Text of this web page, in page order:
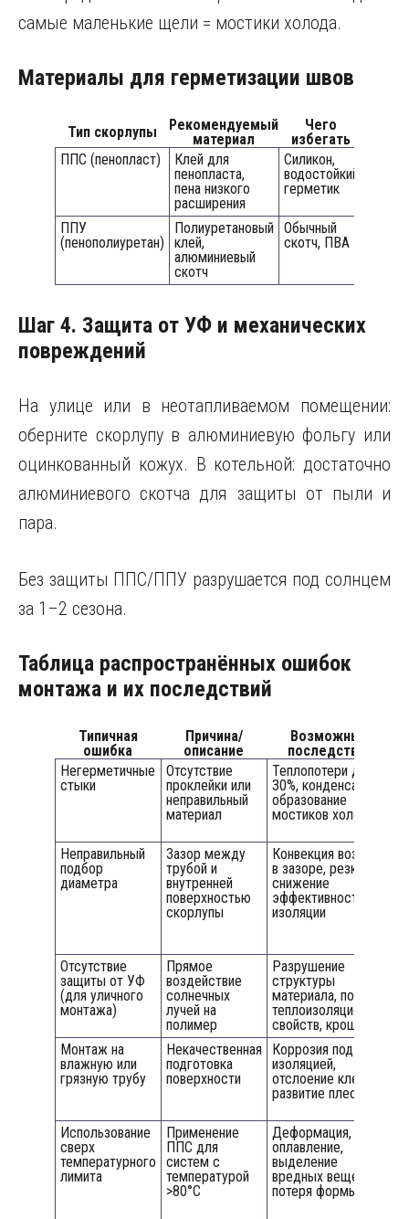
самые маленькие щели = мостики холода.
Материалы для герметизации швов
Тип скорлупы
Рекомендуемый
материал
Чего
избегать
ППС (пенопласт)
Клей для
пенопласта,
пена низкого
расширения
Силикон,
водостойкий
герметик
ППУ
(пенополиуретан)
Полиуретановый
клей,
алюминиевый
скотч
Обычный
скотч, ПВА
Шаг 4. Защита от УФ и механических
повреждений
На улице или в неотапливаемом помещении:
оберните скорлупу в алюминиевую фольгу или
оцинкованный кожух. В котельной: достаточно
алюминиевого скотча для защиты от пыли и
пара.
Без защиты ППС/ППУ разрушается под солнцем
за 1–2 сезона.
Таблица распространённых ошибок
монтажа и их последствий
Типичная
ошибка
Причина/
описание
Возможные
последствия
Негерметичные
стыки
Отсутствие
проклейки или
неправильный
материал
Теплопотери до
30%, конденсат,
образование
мостиков холода
Неправильный
подбор
диаметра
Зазор между
трубой и
внутренней
поверхностью
скорлупы
Конвекция воздуха
в зазоре, резкое
снижение
эффективности
изоляции
Отсутствие
защиты от УФ
(для уличного
монтажа)
Прямое
воздействие
солнечных
лучей на
полимер
Разрушение
структуры
материала, потеря
теплоизоляционных
свойств, крошение
Монтаж на
влажную или
грязную трубу
Некачественная
подготовка
поверхности
Коррозия под
изоляцией,
отслоение клея,
развитие плесени
Использование
сверх
температурного
лимита
Применение
ППС для
систем с
температурой
>80°C
Деформация,
оплавление,
выделение
вредных веществ,
потеря формы